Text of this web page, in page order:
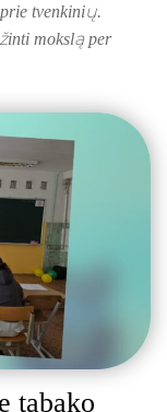
tvenkinių.
mokslą per
tabako